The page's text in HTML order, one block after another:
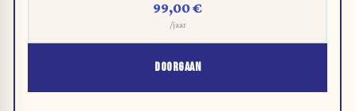
99,00 €
/jaar
DOORGAAN